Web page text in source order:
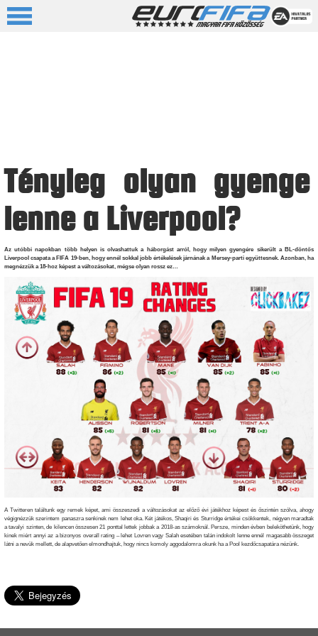
Tényleg olyan gyenge
lenne a Liverpool?
Az utóbbi napokban több helyen is olvashattuk a háborgást arról, hogy milyen gyengére sikerült a BL-döntős
Liverpool csapata a FIFA 19-ben, hogy ennél sokkal jobb értékelések járnának a Mersey-parti együttesnek. Azonban, ha
megnézzük a 18-hoz képest a változásokat, mégse olyan rossz ez…
A Twitteren találtunk egy remek képet, ami összeszedi a változásokat az előző évi játékhoz képest és őszintén szólva, ahogy
végignézzük szerintem panaszra senkinek nem lehet oka. Két játékos, Shaqiri és Sturridge értékei csökkentek, négyen maradtak
a tavalyi szinten, de kilencen összesen 21 ponttal lettek jobbak a 2018-as számoknál. Persze, minden évben beleköthetünk, hogy
kinek miért annyi az a bizonyos overall rating – lehet Lovren vagy Salah esetében talán indokolt lenne ennél magasabb összeget
látni a nevük mellett, de alapvetően elmondhajtuk, hogy nincs komoly aggodalomra okunk ha a Pool kezdőcsapatára nézünk.